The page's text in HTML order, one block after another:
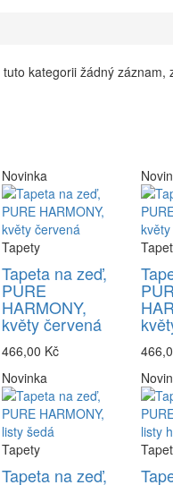
kategorii žádný záznam,
Novinka
Tapety
Tapeta na zeď,
PURE
HARMONY,
květy červená
466,00 Kč
Novinka
Tapety
Tapeta na zeď,